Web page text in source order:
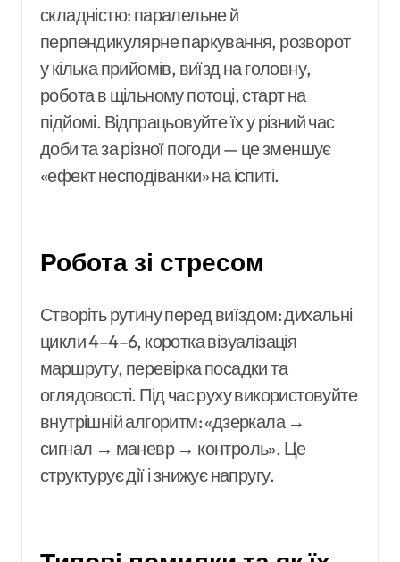
складністю: паралельне й
перпендикулярне паркування, розворот
у кілька прийомів, виїзд на головну,
робота в щільному потоці, старт на
підйомі. Відпрацьовуйте їх у різний час
доби та за різної погоди — це зменшує
«ефект несподіванки» на іспиті.
Робота зі стресом
Створіть рутину перед виїздом: дихальні
цикли 4–4–6, коротка візуалізація
маршруту, перевірка посадки та
оглядовості. Під час руху використовуйте
внутрішній алгоритм: «дзеркала →
сигнал → маневр → контроль». Це
структурує дії і знижує напругу.